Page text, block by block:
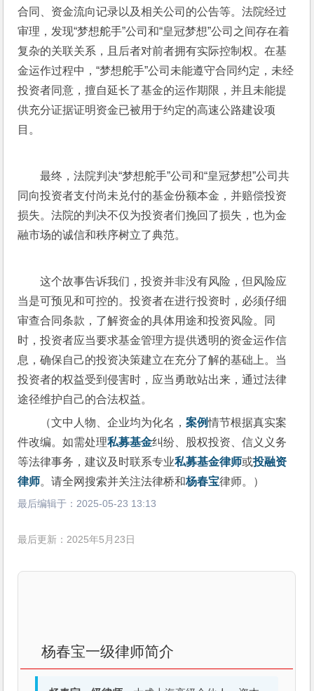
合同、资金流向记录以及相关公司的公告等。法院经过
审理，发现“梦想舵手”公司和“皇冠梦想”公司之间存在着
复杂的关联关系，且后者对前者拥有实际控制权。在基
金运作过程中，“梦想舵手”公司未能遵守合同约定，未经
投资者同意，擅自延长了基金的运作期限，并且未能提
供充分证据证明资金已被用于约定的高速公路建设项
目。
最终，法院判决“梦想舵手”公司和“皇冠梦想”公司共
同向投资者支付尚未兑付的基金份额本金，并赔偿投资
损失。法院的判决不仅为投资者们挽回了损失，也为金
融市场的诚信和秩序树立了典范。
这个故事告诉我们，投资并非没有风险，但风险应
当是可预见和可控的。投资者在进行投资时，必须仔细
审查合同条款，了解资金的具体用途和投资风险。同
时，投资者应当要求基金管理方提供透明的资金运作信
息，确保自己的投资决策建立在充分了解的基础上。当
投资者的权益受到侵害时，应当勇敢站出来，通过法律
途径维护自己的合法权益。
（文中人物、企业均为化名，案例情节根据真实案
件改编。如需处理私募基金纠纷、股权投资、信义义务
等法律事务，建议及时联系专业私募基金律师或投融资
律师。请全网搜索并关注法律桥和杨春宝律师。）
最后编辑于： 2025-05-23 13:13
最后更新：2025年5月23日
杨春宝一级律师简介